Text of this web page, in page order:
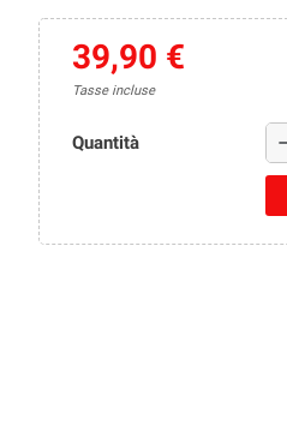
39,90 €
Tasse incluse
Quantità